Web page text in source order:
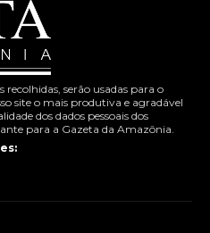
recolhidas, serão usadas para o
site o mais produtiva e agradável
dos dados pessoais dos
para a Gazeta da Amazônia.